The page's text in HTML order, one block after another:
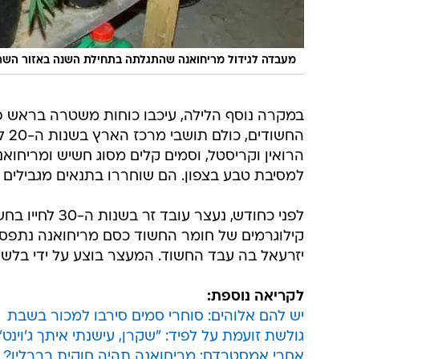
מעבדה לגידול מריחואנה שהתגלתה בתחילת השנה באזור
הרואין וקריסטל, וסמים קלים מסוג חשיש
למסיבת טבע בצפון. הם שוחררו בתנאים
קילוגרמים של חומר החשוד כסם מריחואנה
יזרעאל בה עבד החשוד. המעצר בוצע על ידי
לקריאה נוספת:
יש להם אלוהים: סוחרי סמים סירבו למכור בשבת
גולשת זועמת על לפיד: "שקרן, עישנתי איתך